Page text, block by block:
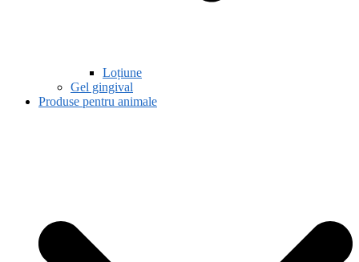
Loțiune
Gel gingival
Produse pentru animale